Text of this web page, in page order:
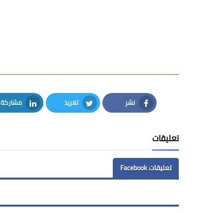
نشر
Facebook
تغريد
Twitter
مشاركة
LinkedIn
تعليقات
تعليقات Facebook